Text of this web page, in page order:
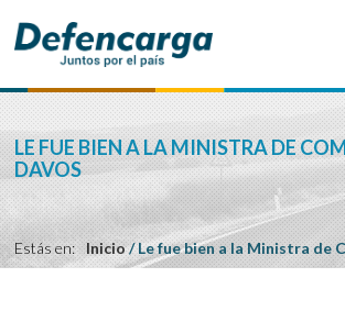
LE FUE BIEN A LA MINISTRA DE
DAVOS
Estás en: Inicio/Le fue bien a la Ministra de